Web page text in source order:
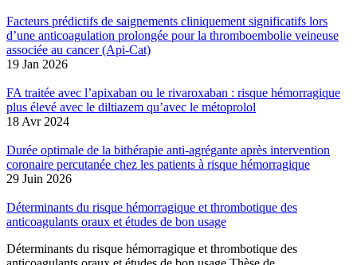
Facteurs prédictifs de saignements cliniquement significatifs lors
d’une anticoagulation prolongée pour la thromboembolie veineuse
associée au cancer (Api-Cat)
19 Jan 2026
FA traitée avec l’apixaban ou le rivaroxaban : risque hémorragique
plus élevé avec le diltiazem qu’avec le métoprolol
18 Avr 2024
Durée optimale de la bithérapie anti-agrégante après intervention
coronaire percutanée chez les patients à risque hémorragique
29 Juin 2026
Déterminants du risque hémorragique et thrombotique des
anticoagulants oraux et études de bon usage
Déterminants du risque hémorragique et thrombotique des